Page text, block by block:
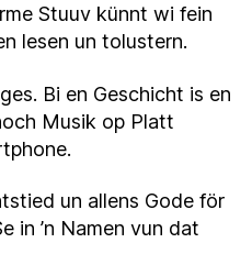
Stuuv künnt wi fein
lesen un tolustern.
Bi en Geschicht is en
Musik op Platt
un allens Gode för
in ’n Namen vun dat